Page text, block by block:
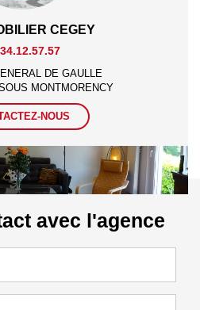
CEGEY
DE GAULLE
MONTMORENCY
NOUS
avec l'agence